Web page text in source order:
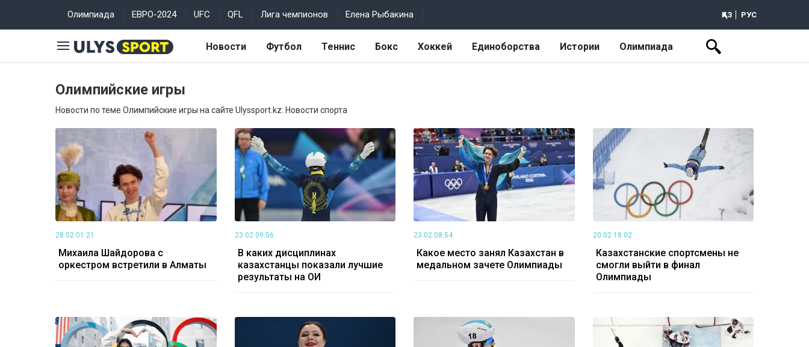
Олимпиада ЕВРО-2024 UFC QFL Лига чемпионов Елена Рыбакина ҚАЗ РУС
Новости Футбол Теннис Бокс Хоккей Единоборства Истории Олимпиада
Олимпийские игры
Новости по теме Олимпийские игры на сайте Ulyssport.kz: Новости спорта
28.02 01:21
Михаила Шайдорова с
оркестром встретили в Алматы
23.02 09:56
В каких дисциплинах
казахстанцы показали лучшие
результаты на ОИ
23.02 08:54
Какое место занял Казахстан в
медальном зачете Олимпиады
20.02 18:02
Казахстанские спортсмены не
смогли выйти в финал
Олимпиады